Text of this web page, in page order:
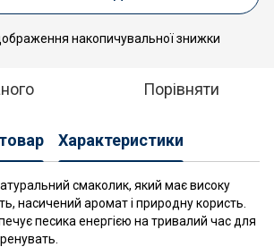
накопичувальної знижки
Порівняти
Характеристики
смаколик, який має високу
насичений аромат і природну користь.
песика енергією на тривалий час для